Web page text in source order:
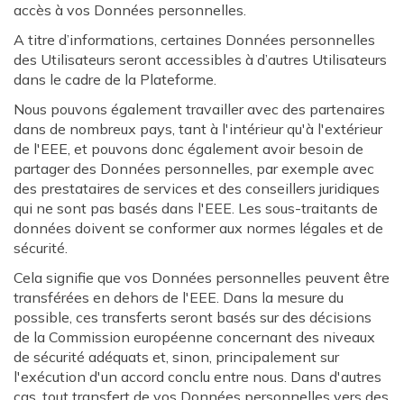
accès à vos Données personnelles.
A titre d’informations, certaines Données personnelles
des Utilisateurs seront accessibles à d’autres Utilisateurs
dans le cadre de la Plateforme.
Nous pouvons également travailler avec des partenaires
dans de nombreux pays, tant à l'intérieur qu'à l'extérieur
de l'EEE, et pouvons donc également avoir besoin de
partager des Données personnelles, par exemple avec
des prestataires de services et des conseillers juridiques
qui ne sont pas basés dans l'EEE. Les sous-traitants de
données doivent se conformer aux normes légales et de
sécurité.
Cela signifie que vos Données personnelles peuvent être
transférées en dehors de l'EEE. Dans la mesure du
possible, ces transferts seront basés sur des décisions
de la Commission européenne concernant des niveaux
de sécurité adéquats et, sinon, principalement sur
l'exécution d'un accord conclu entre nous. Dans d'autres
cas, tout transfert de vos Données personnelles vers des